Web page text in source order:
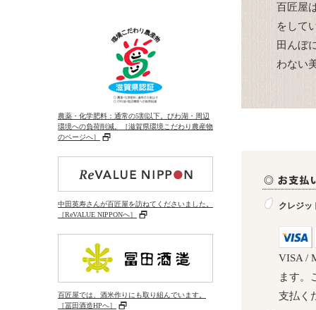
百匠屋
をして
田んぼ
わない
クレジッ
VISA /
ます。
支払く
農薬・化学肥料：通常の5割以下。びわ湖・周辺
環境への負荷削減。［滋賀県環境こだわり農産物
のページへ］
中田英寿さんが百匠屋を訪ねてくださいました。
［ReVALUE NIPPONへ］
百匠屋では、酒米作りにも取り組んでいます。
［冨田酒造HPへ］